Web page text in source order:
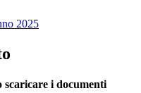
2025
scaricare i documenti